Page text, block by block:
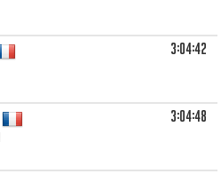
3:04:42
3:04:48